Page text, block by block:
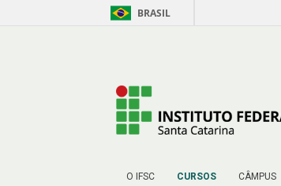
BRASIL
O IFSC CURSOS CÂMPUS